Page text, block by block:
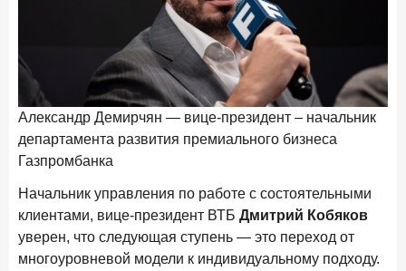
Александр Демирчян — вице-президент – начальник
департамента развития премиального бизнеса
Газпромбанка
Начальник управления по работе с состоятельными
клиентами, вице-президент ВТБ Дмитрий Кобяков
уверен, что следующая ступень — это переход от
многоуровневой модели к индивидуальному подходу.